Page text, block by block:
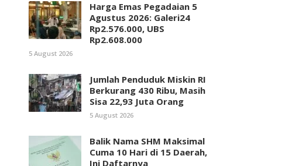
Harga Emas Pegadaian 5
Agustus 2026: Galeri24
Rp2.576.000, UBS
Rp2.608.000
5 August 2026
Jumlah Penduduk Miskin RI
Berkurang 430 Ribu, Masih
Sisa 22,93 Juta Orang
5 August 2026
Balik Nama SHM Maksimal
Cuma 10 Hari di 15 Daerah,
Ini Daftarnya